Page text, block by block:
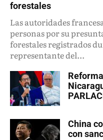
forestales
Las autoridades
personas por su
forestales registrados
representante del...
China
con